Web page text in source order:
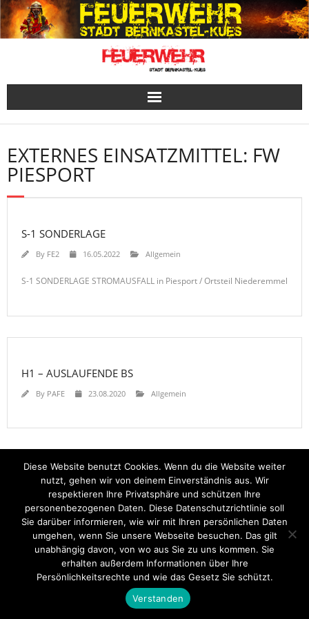
Skip
to
content
EXTERNES EINSATZMITTEL: FW
PIESPORT
S-1 SONDERLAGE
By FE2 16.05.2022 Allgemein
S-1 SONDERLAGE STROMAUSFALL in Piesport / Ortsteil Niederemmel
H1 – AUSLAUFENDE BS
By PAFE 23.08.2020 Allgemein
Startseite Einsätze Mitglied werden Über uns
Bilder
Kontakt
Theme by Think Up Themes Ltd. Powered byWordPress .
Diese Website benutzt Cookies. Wenn du die Website weiter
nutzt, gehen wir von deinem Einverständnis aus. Wir
respektieren Ihre Privatsphäre und schützen Ihre
personenbezogenen Daten. Diese Datenschutzrichtlinie soll
Sie darüber informieren, wie wir mit Ihren persönlichen Daten
umgehen, wenn Sie unsere Webseite besuchen. Das gilt
unabhängig davon, von wo aus Sie zu uns kommen. Sie
erhalten außerdem Informationen über Ihre
Persönlichkeitsrechte und wie das Gesetz Sie schützt.
Verstanden